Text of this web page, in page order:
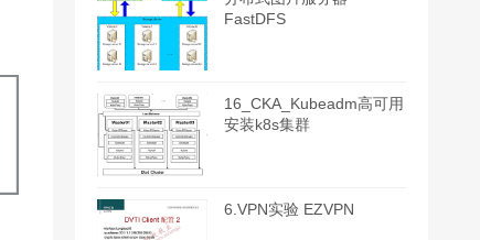
FastDFS
16_CKA_Kubeadm高可用
安装k8s集群
6.VPN实验 EZVPN